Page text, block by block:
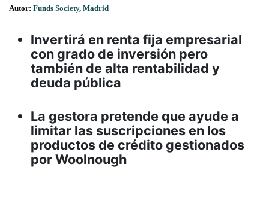
Autor: Funds Society, Madrid
Invertirá en renta fija empresarial
con grado de inversión pero
también de alta rentabilidad y
deuda pública
La gestora pretende que ayude a
limitar las suscripciones en los
productos de crédito gestionados
por Woolnough